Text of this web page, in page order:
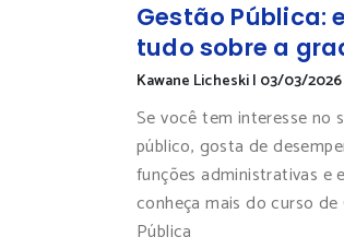
Gestão Pública:
tudo sobre a
Kawane Licheski| 03/03/2026
Se você tem interesse no
público, gosta de
funções administrativas e
conheça mais do curso de
Pública